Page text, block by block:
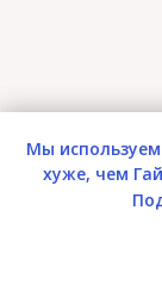
Мы
хуже, чем